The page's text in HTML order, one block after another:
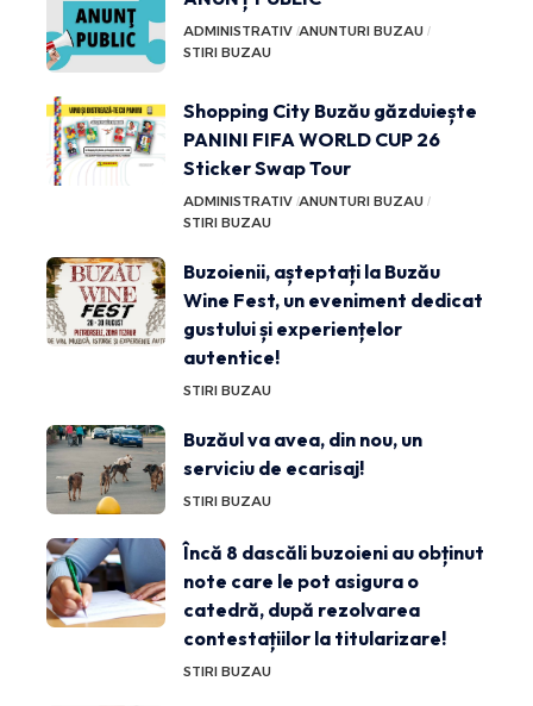
ADMINISTRATIV ANUNTURI BUZAU
STIRI BUZAU
Shopping City Buzău găzduiește
PANINI FIFA WORLD CUP 26
Sticker Swap Tour
ADMINISTRATIV ANUNTURI BUZAU
STIRI BUZAU
Buzoienii, așteptați la Buzău
Wine Fest, un eveniment dedicat
gustului și experiențelor
autentice!
STIRI BUZAU
Buzăul va avea, din nou, un
serviciu de ecarisaj!
STIRI BUZAU
Încă 8 dascăli buzoieni au obținut
note care le pot asigura o
catedră, după rezolvarea
contestațiilor la titularizare!
STIRI BUZAU